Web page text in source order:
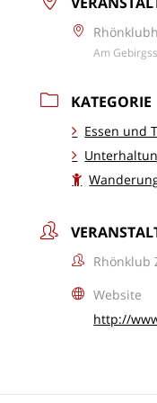
Am
KATEGORIE
Essen und
Rhönklub
Website
http://